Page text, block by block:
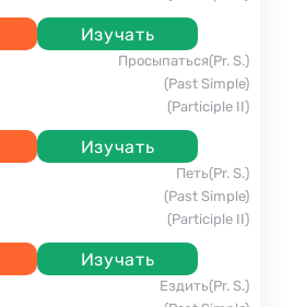
Изучать
просыпаться(Pr. S.)
(Past Simple)
(Participle II)
Изучать
петь(Pr. S.)
(Past Simple)
(Participle II)
Изучать
ездить(Pr. S.)